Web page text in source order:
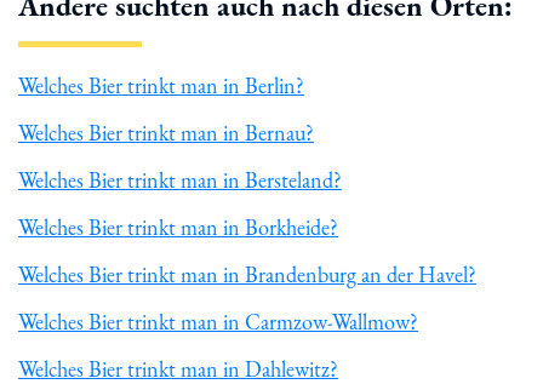
Welches Bier trinkt man in Berlin?
Welches Bier trinkt man in Bernau?
Welches Bier trinkt man in Bersteland?
Welches Bier trinkt man in Borkheide?
Welches Bier trinkt man in Brandenburg an der Havel?
Welches Bier trinkt man in Carmzow-Wallmow?
Welches Bier trinkt man in Dahlewitz?